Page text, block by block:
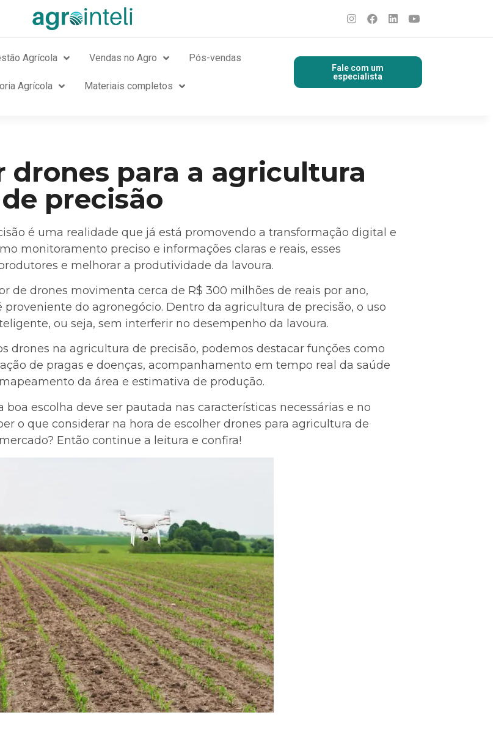
Agrícola Vendas no Agro Pós-vendas
Agrícola Materiais completos
Fale com um
especialista
drones para a agricultura
de precisão
é uma realidade que já está promovendo a transformação digital e
monitoramento preciso e informações claras e reais, esses
e melhorar a produtividade da lavoura.
de drones movimenta cerca de R$ 300 milhões de reais por ano,
do agronegócio. Dentro da agricultura de precisão, o uso
ou seja, sem interferir no desempenho da lavoura.
drones na agricultura de precisão, podemos destacar funções como
de pragas e doenças, acompanhamento em tempo real da saúde
da área e estimativa de produção.
escolha deve ser pautada nas características necessárias e no
o que considerar na hora de escolher drones para agricultura de
Então continue a leitura e confira!